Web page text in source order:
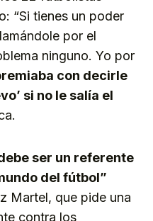
“Si tienes un poder
por el
ninguno. Yo por
con decirle
si no le salía el
ser un referente
del fútbol”
Martel, que pide una
contra los